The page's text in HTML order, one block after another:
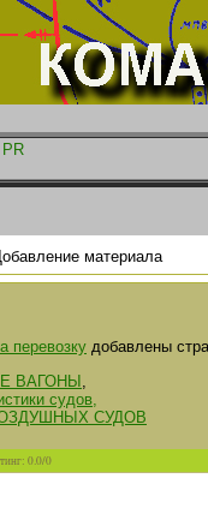
материала
перевозку добавлены
ВАГОНЫ
судов,
СУДОВ
: 0.0/0